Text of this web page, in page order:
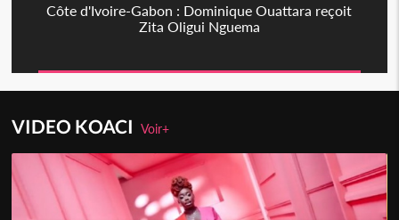
Côte d'Ivoire-Gabon : Dominique Ouattara reçoit
Zita Oligui Nguema
VIDEO KOACIVoir+